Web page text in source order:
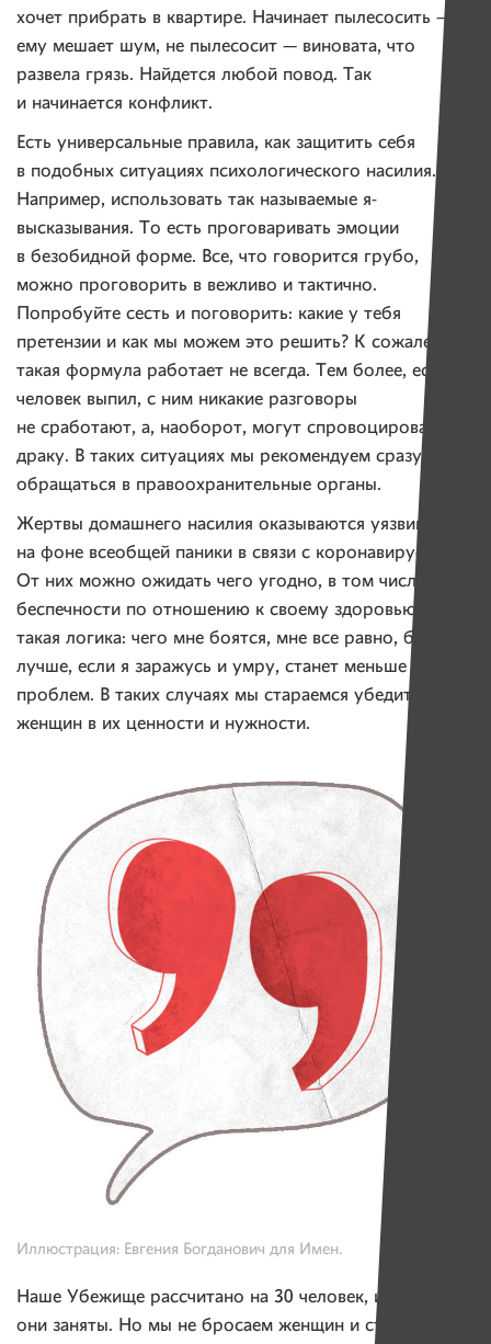
хочет прибрать в квартире. Начинает пылесосить —
ему мешает шум, не пылесосит — виновата, что
развела грязь. Найдется любой повод. Так
и начинается конфликт.
Есть универсальные правила, как защитить себя
в подобных ситуациях психологического насилия.
Например, использовать так называемые я-
высказывания. То есть проговаривать эмоции
в безобидной форме. Все, что говорится грубо,
можно проговорить в вежливо и тактично.
Попробуйте сесть и поговорить: какие у тебя
претензии и как мы можем это решить? К сожалению,
такая формула работает не всегда. Тем более, если
человек выпил, с ним никакие разговоры
не сработают, а, наоборот, могут спровоцировать
драку. В таких ситуациях мы рекомендуем сразу же
обращаться в правоохранительные органы.
Жертвы домашнего насилия оказываются уязвимы
на фоне всеобщей паники в связи с коронавирусом.
От них можно ожидать чего угодно, в том числе
беспечности по отношению к своему здоровью. У них
такая логика: чего мне боятся, мне все равно, будет
лучше, если я заражусь и умру, станет меньше
проблем. В таких случаях мы стараемся убедить
женщин в их ценности и нужности.
Иллюстрация: Евгения Богданович для Имен.
Наше Убежище рассчитано на 30 человек, и сейчас все
они заняты. Но мы не бросаем женщин и стараемся